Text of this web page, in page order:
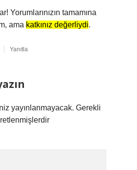
Yorumlarınızın tamamına
ama katkınız değerliydi.
Yanıtla
yayınlanmayacak. Gerekli